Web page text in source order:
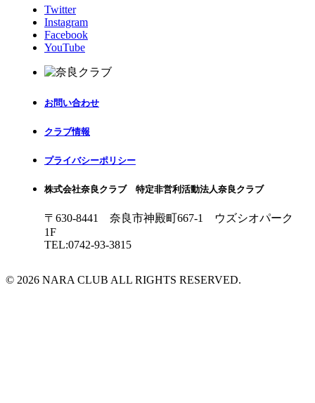
Twitter
Instagram
Facebook
YouTube
お問い合わせ
クラブ情報
プライバシーポリシー
株式会社奈良クラブ 特定非営利活動法人奈良クラブ
〒630-8441 奈良市神殿町667-1
ウズシオパーク
1F
TEL:0742-93-3815
© 2026 NARA CLUB ALL RIGHTS RESERVED.